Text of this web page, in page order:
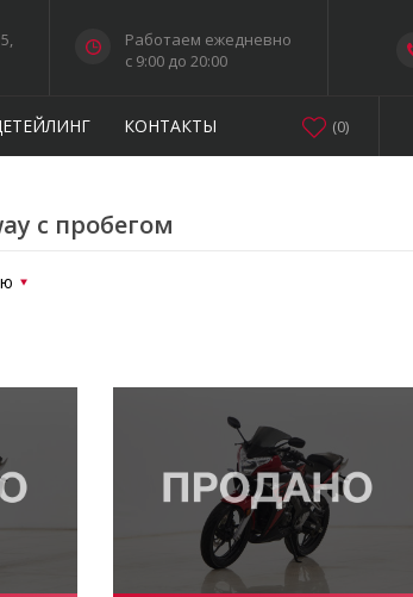
Работаем ежедневно
c 9:00 до 20:00
КОНТАКТЫ (0)
с пробегом